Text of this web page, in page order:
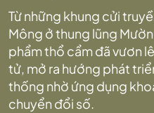
Từ những khung cửi
Mông ở thung lũng
phẩm thổ cẩm đã vươn
tử, mở ra hướng phát
thống nhờ ứng dụng
chuyển đổi số.